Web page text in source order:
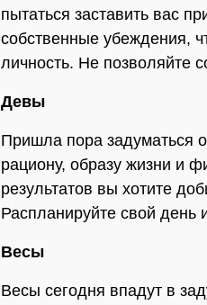
пытаться заставить вас
собственные убеждения,
личность. Не позволяйте
Девы
Пришла пора задуматься
рациону, образу жизни и
результатов вы хотите
Распланируйте свой день
Весы
Весы сегодня впадут в